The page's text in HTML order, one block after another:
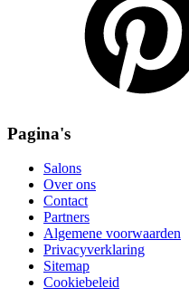
Pagina's
Salons
Over ons
Contact
Partners
Algemene voorwaarden
Privacyverklaring
Sitemap
Cookiebeleid